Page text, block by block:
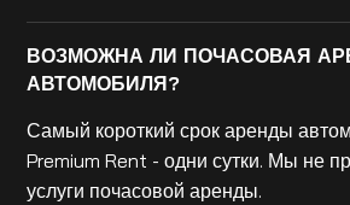
ВОЗМОЖНА ЛИ ПОЧАСОВАЯ
АВТОМОБИЛЯ?
Самый короткий срок аренды
Premium Rent - одни сутки. Мы не
услуги почасовой аренды.